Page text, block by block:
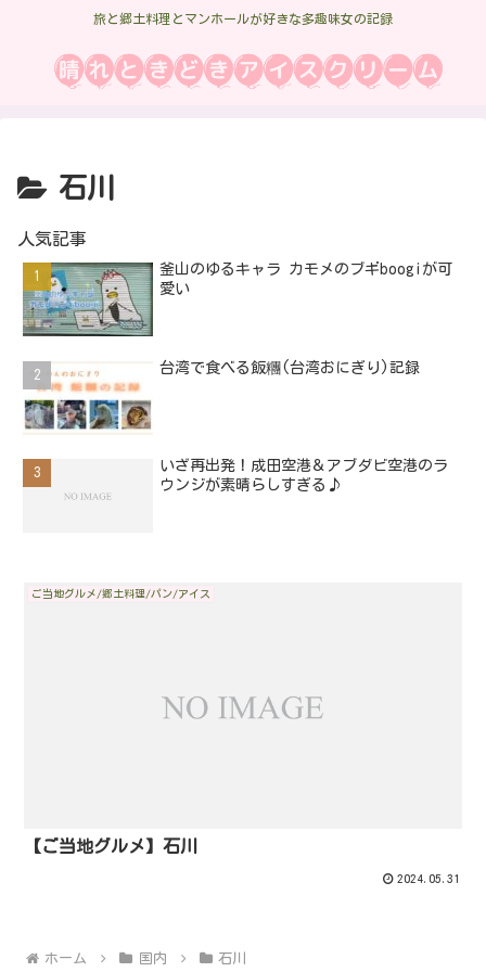
旅と郷土料理とマンホールが好きな多趣味女の記録
石川
人気記事
釜山のゆるキャラ カモメのブギboogiが可
愛い
台湾で食べる飯糰(台湾おにぎり)記録
いざ再出発！成田空港＆アブダビ空港のラ
ウンジが素晴らしすぎる♪
ご当地グルメ/郷土料理/パン/アイス
【ご当地グルメ】石川
2024.05.31
ホーム 国内 石川